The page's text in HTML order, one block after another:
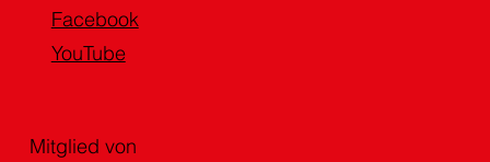
Facebook
YouTube
Mitglied von